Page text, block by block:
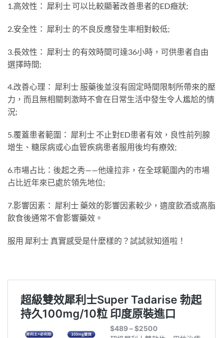
1.高效性： 犀利士 可以比較顯著改善患者的ED癥狀;
2.安全性： 犀利士 的不良反應發生率相對較低;
3.長效性： 犀利士 的有效時間可達36小時，可供患者自由
選擇時間;
4.改善心理： 犀利士 服藥後並沒有固定時間限制所帶來的壓
力，而且無相關刺激時不會在日常生活中發生令人尷尬的情
況;
5.覆蓋患者範圍： 犀利士 不止對ED患者有效，良性前列腺
增生、糖尿病或心血管疾病患者服用後均有療效;
6.市場占比：後起之秀——他達拉非，在全球範圍內的市場
占比近年來已處於領先地位;
7.影響因素： 犀利士 藥效的影響因素較少，適度飲酒或高脂
飲食後通常不會影響藥效。
服用 犀利士 真實感受是什麼樣的？試試就知道啦！